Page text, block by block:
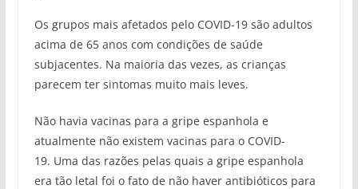
Os grupos mais afetados pelo COVID-19 são adultos
acima de 65 anos com condições de saúde
subjacentes. Na maioria das vezes, as crianças
parecem ter sintomas muito mais leves.
Não havia vacinas para a gripe espanhola e
atualmente não existem vacinas para o COVID-
19. Uma das razões pelas quais a gripe espanhola
era tão letal foi o fato de não haver antibióticos para